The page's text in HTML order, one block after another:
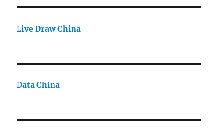
Live Draw China
Data China